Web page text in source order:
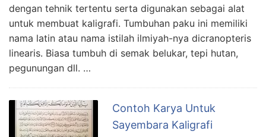
dengan tehnik tertentu serta digunakan sebagai alat
untuk membuat kaligrafi. Tumbuhan paku ini memiliki
nama latin atau nama istilah ilmiyah-nya dicranopteris
linearis. Biasa tumbuh di semak belukar, tepi hutan,
pegunungan dll. …
Contoh Karya Untuk
Sayembara Kaligrafi